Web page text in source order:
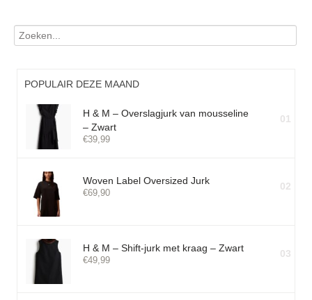
POPULAIR DEZE MAAND
H & M – Overslagjurk van mousseline
– Zwart
€39,99
01
Woven Label Oversized Jurk
€69,90
02
H & M – Shift-jurk met kraag – Zwart
€49,99
03